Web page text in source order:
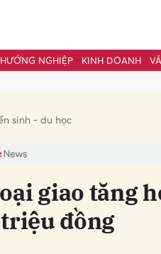
HƯỚNG NGHIỆP KINH DOANH
sinh - du học
giao tăng
đồng
Gửi bình luận